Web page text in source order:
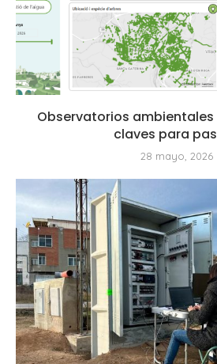
Observatorios ambientales
claves para
28 mayo, 2026